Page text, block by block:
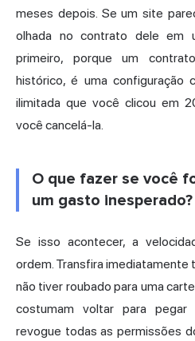
meses depois. Se um site
olhada no contrato dele em
primeiro, porque um
histórico, é uma configuração
ilimitada que você clicou em
você cancelá-la.
O que fazer se você
um gasto inesperado?
Se isso acontecer, a
ordem. Transfira imediatamente
não tiver roubado para uma
costumam voltar para
revogue todas as permissões